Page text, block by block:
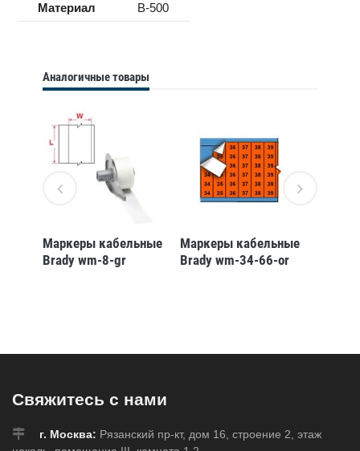
Материал B-500
Аналогичные товары
Маркеры кабельные
Brady wm-8-gr
Маркеры кабельные
Brady wm-34-66-or
Свяжитесь с нами
г. Москва: Рязанский пр-кт, дом 16, строение 2, этаж